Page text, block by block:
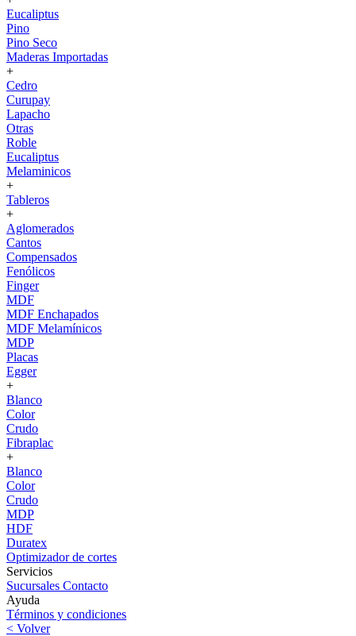
Eucaliptus
Pino
Pino Seco
Maderas Importadas
+
Cedro
Curupay
Lapacho
Otras
Roble
Eucaliptus
Melaminicos
+
Tableros
+
Aglomerados
Cantos
Compensados
Fenólicos
Finger
MDF
MDF Enchapados
MDF Melamínicos
MDP
Placas
Egger
+
Blanco
Color
Crudo
Fibraplac
+
Blanco
Color
Crudo
MDP
HDF
Duratex
Optimizador de cortes
Servicios
Sucursales Contacto
Ayuda
Términos y condiciones
< Volver